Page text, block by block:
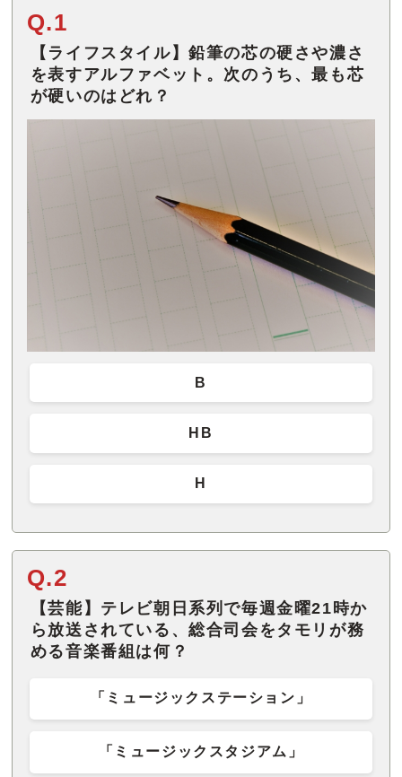
Q.1
【ライフスタイル】鉛筆の芯の硬さや濃さ
を表すアルファベット。次のうち、最も芯
が硬いのはどれ？
B
HB
H
Q.2
【芸能】テレビ朝日系列で毎週金曜21時か
ら放送されている、総合司会をタモリが務
める音楽番組は何？
「ミュージックステーション」
「ミュージックスタジアム」